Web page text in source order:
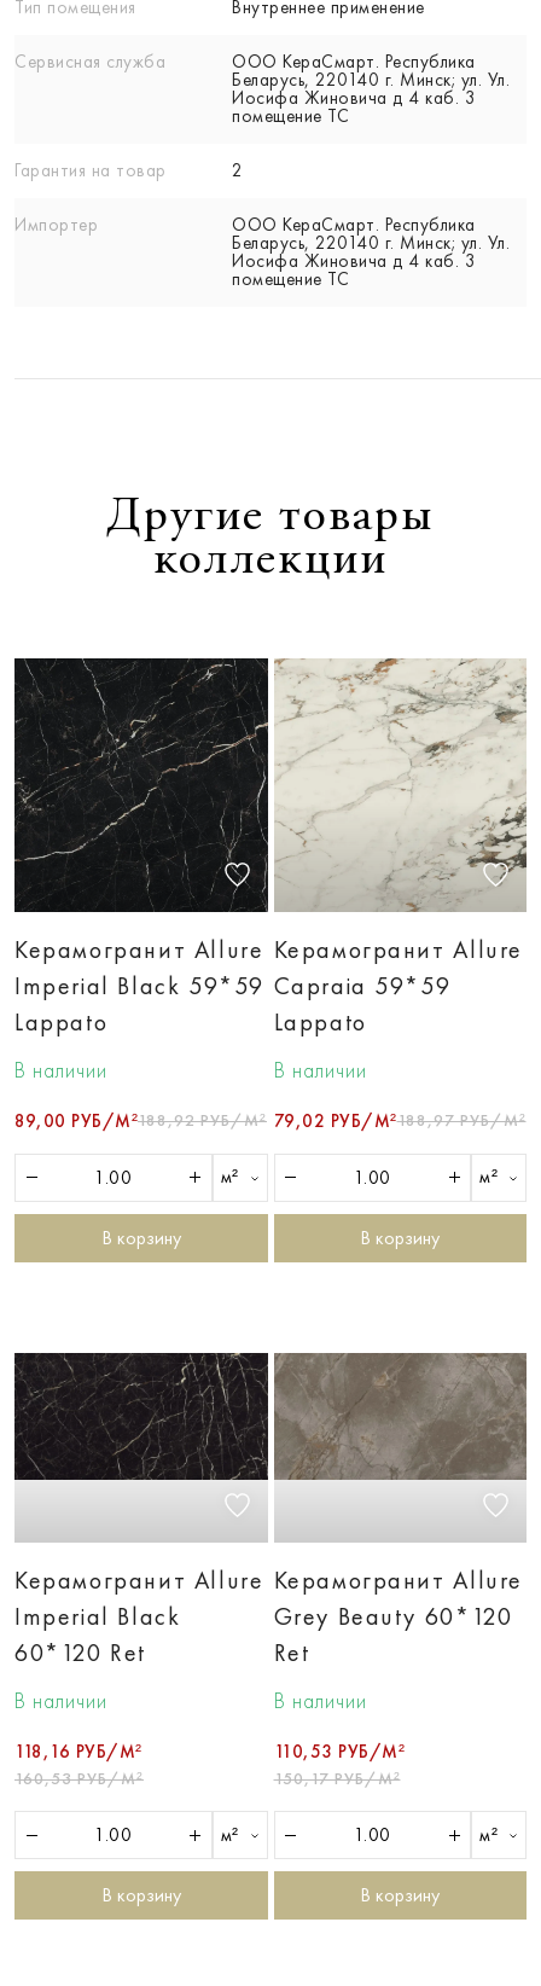
Тип помещения Внутреннее применение
Сервисная служба
ООО КераСмарт. Республика
Беларусь, 220140 г. Минск; ул. Ул.
Иосифа Жиновича д 4 каб. 3
помещение ТС
Гарантия на товар 2
Импортер
ООО КераСмарт. Республика
Беларусь, 220140 г. Минск; ул. Ул.
Иосифа Жиновича д 4 каб. 3
помещение ТС
Другие товары
коллекции
Керамогранит Allure
Imperial Black 59*59
Lappato
В наличии
89,00 РУБ/М²188,92 РУБ/М²
м²
В корзину
Керамогранит Allure
Capraia 59*59
Lappato
В наличии
79,02 РУБ/М²188,97 РУБ/М²
м²
В корзину
Керамогранит Allure
Imperial Black
60*120 Ret
В наличии
118,16 РУБ/М²
160,53 РУБ/М²
м²
В корзину
Керамогранит Allure
Grey Beauty 60*120
Ret
В наличии
110,53 РУБ/М²
150,17 РУБ/М²
м²
В корзину